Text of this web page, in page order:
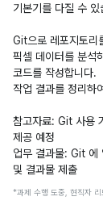
기본기를 다질 수 있
Git으로 레포지토리
픽셀 데이터를 분석
코드를 작성합니다.
작업 결과를 정리하
참고자료: Git 사용
제공 예정
업무 결과물: Git 에
및 결과물 제출
*과제 수행 도중, 현직자